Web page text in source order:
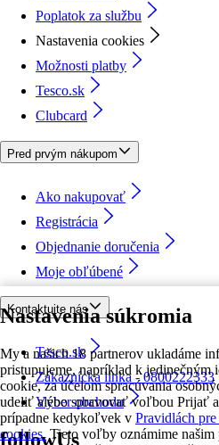
Nastavenia súkromia
My a našich 18 partnerov ukladáme
pristupujeme, napríklad k jedinečným
cookie, za účelom spracúvania
udeliť alebo spravovať voľbou Prijať
prípadne kedykoľvek v Pravidlách
cookies. Tieto voľby oznámime našim
Poplatok za službu
Nastavenia cookies
Možnosti platby
Tesco.sk
Clubcard
Pred prvým nákupom
Ako nakupovať
Registrácia
Objednanie doručenia
Moje obľúbené
Kontaktujte nás
Tesco.sk
Zákaznícka linka - 0800222333
Výber obchodu
followUs